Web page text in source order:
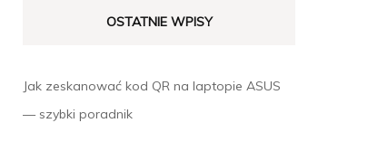
OSTATNIE WPISY
Jak zeskanować kod QR na laptopie ASUS
— szybki poradnik